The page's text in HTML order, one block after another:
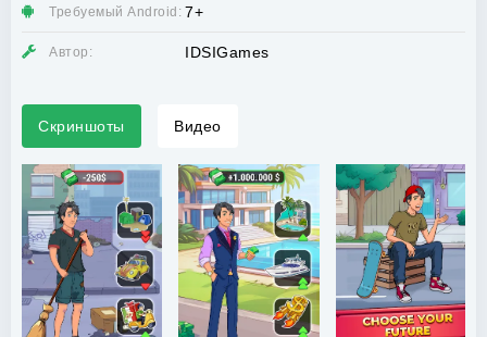
Требуемый Android: 7+
Автор: IDSIGames
Скриншоты Видео